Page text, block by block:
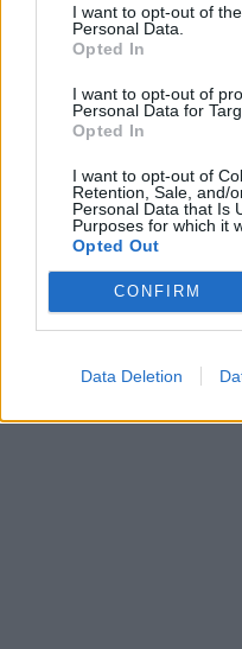
I want to opt-out of
Personal Data.
Opted In
I want to opt-out of
Personal Data for
Opted In
I want to opt-out of
Retention, Sale, and/
Personal Data that Is
Purposes for which it
Opted Out
CONFIRM
Data Deletion
info@lalonja.tech
Telefónica S.A.